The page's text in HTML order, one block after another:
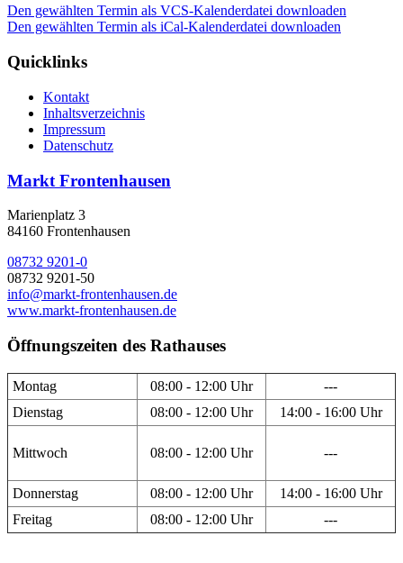
Den gewählten Termin als VCS-Kalenderdatei downloaden
Den gewählten Termin als iCal-Kalenderdatei downloaden
Quicklinks
Kontakt
Inhaltsverzeichnis
Impressum
Datenschutz
Markt Frontenhausen
Marienplatz 3
84160 Frontenhausen
08732 9201-0
08732 9201-50
info@markt-frontenhausen.de
www.markt-frontenhausen.de
Öffnungszeiten des Rathauses
Montag 08:00 - 12:00 Uhr
---
Dienstag
08:00 - 12:00 Uhr 14:00 - 16:00 Uhr
Mittwoch 08:00 - 12:00 Uhr ---
Donnerstag 08:00 - 12:00 Uhr
14:00 - 16:00 Uhr
Freitag
08:00 - 12:00 Uhr ---